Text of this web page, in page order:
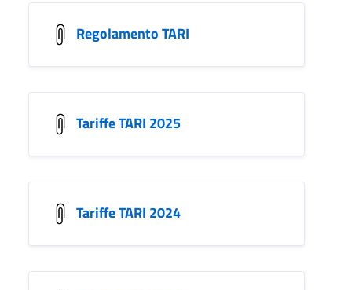
Regolamento TARI
Tariffe TARI 2025
Tariffe TARI 2024